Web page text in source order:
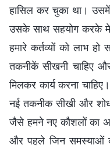
हासिल कर चुका था।
उसके साथ सहयोग करके
हमारे कर्तव्यों को लाभ
तकनीकें सीखनी चाहिए
मिलकर कार्य करना
नई तकनीक सीखी और
जैसे हमने नए कौशलों का
और पहले जिन समस्याओं